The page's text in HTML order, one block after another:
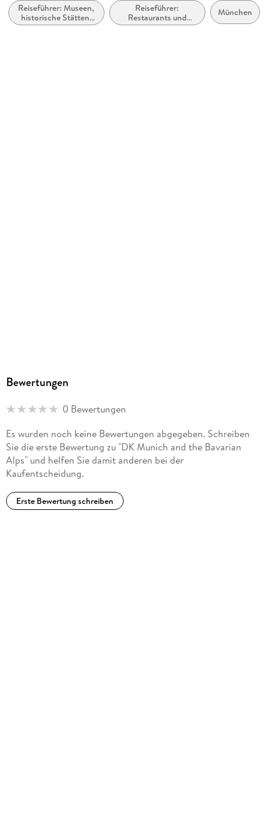
Produktart
kartoniert
Reiseführer: Museen,
historische Stätten,
Galerien usw.
Reiseführer:
Restaurants und
Cafés
München
Bewertungen
0 Bewertungen
Es wurden noch keine Bewertungen abgegeben. Schreiben
Sie die erste Bewertung zu "DK Munich and the Bavarian
Alps" und helfen Sie damit anderen bei der
Kaufentscheidung.
Erste Bewertung schreiben